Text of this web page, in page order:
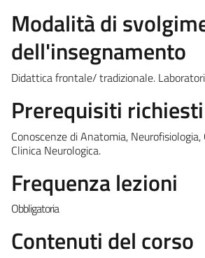
Modalità di
dell'insegnamento
Didattica frontale/ tradizionale.
Prerequisiti richiesti
Conoscenze di Anatomia,
Clinica Neurologica.
Frequenza lezioni
Obbligatoria
Contenuti del corso